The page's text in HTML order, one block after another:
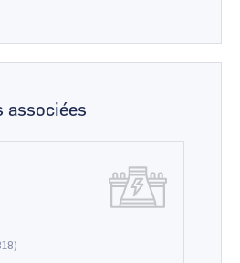
associées